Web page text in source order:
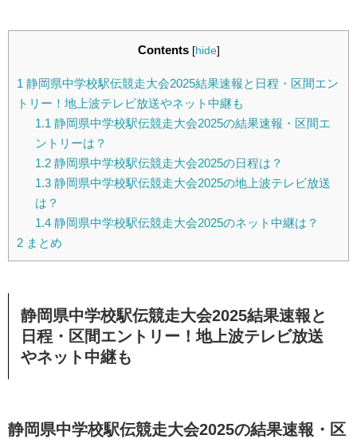
Contents [hide]
1 静岡県中学校駅伝競走大会2025結果速報と日程・区間エン
トリー！地上波テレビ放送やネット中継も
1.1 静岡県中学校駅伝競走大会2025の結果速報・区間エ
ントリーは？
1.2静岡県中学校駅伝競走大会2025の日程は？
1.3静岡県中学校駅伝競走大会2025の地上波テレビ放送
は？
1.4静岡県中学校駅伝競走大会2025のネット中継は？
2 まとめ
静岡県中学校駅伝競走大会2025結果速報と
日程・区間エントリー！地上波テレビ放送
やネット中継も
静岡県中学校駅伝競走大会2025の結果速報・区